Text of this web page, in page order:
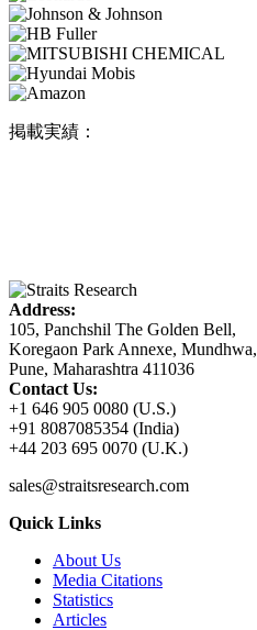
掲載実績：
Address:
105, Panchshil The Golden Bell,
Koregaon Park Annexe, Mundhwa,
Pune, Maharashtra 411036
Contact Us:
+1 646 905 0080 (U.S.)
+91 8087085354 (India)
+44 203 695 0070 (U.K.)
sales@straitsresearch.com
Quick Links
About Us
Media Citations
Statistics
Articles